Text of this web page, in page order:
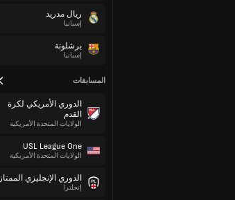
ريال مدريد
إسبانيا
برشلونة
إسبانيا
المسابقات
الدوري الأمريكي لكرة
القدم
الولايات المتحدة الأمريكية
USL League One
الولايات المتحدة الأمريكية
الدوري الإنجليزي الممتاز
إنجلترا